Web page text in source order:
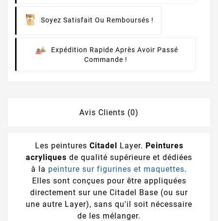
Soyez Satisfait Ou Remboursés !
Expédition Rapide Après Avoir Passé
Commande !
Avis Clients (0)
Les peintures Citadel Layer. Peintures
acryliques de qualité supérieure et dédiées
à la peinture sur figurines et maquettes.
Elles sont conçues pour être appliquées
directement sur une Citadel Base (ou sur
une autre Layer), sans qu'il soit nécessaire
de les mélanger.